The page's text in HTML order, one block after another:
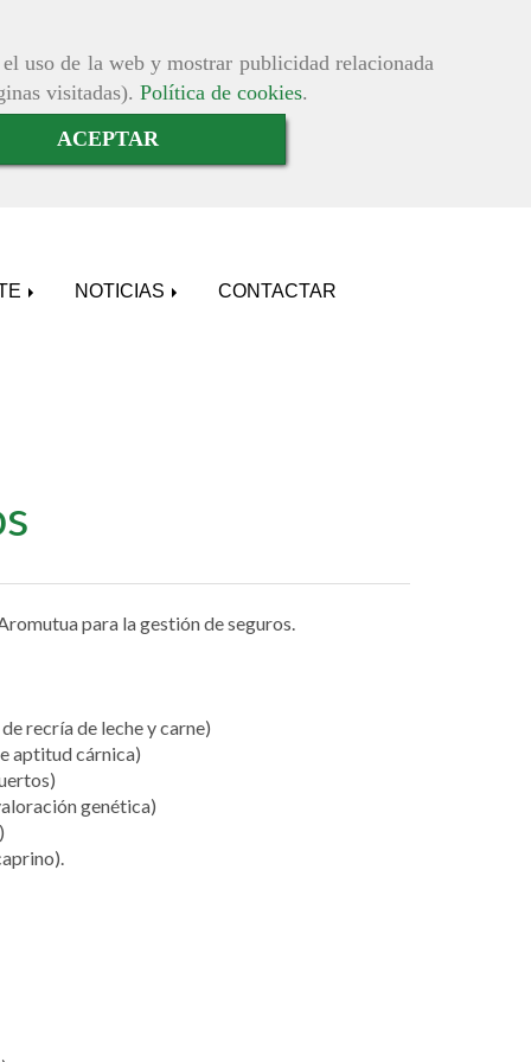
uso de la web y mostrar publicidad relacionada
visitadas). Política de cookies.
ACEPTAR
NOTICIAS CONTACTAR
para la gestión de seguros.
recría de leche y carne)
aptitud cárnica)
genética)